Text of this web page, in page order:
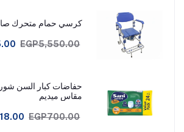
كرسي حمام متحرك
EGP5,550.00
مقاس ميديم
EGP700.00